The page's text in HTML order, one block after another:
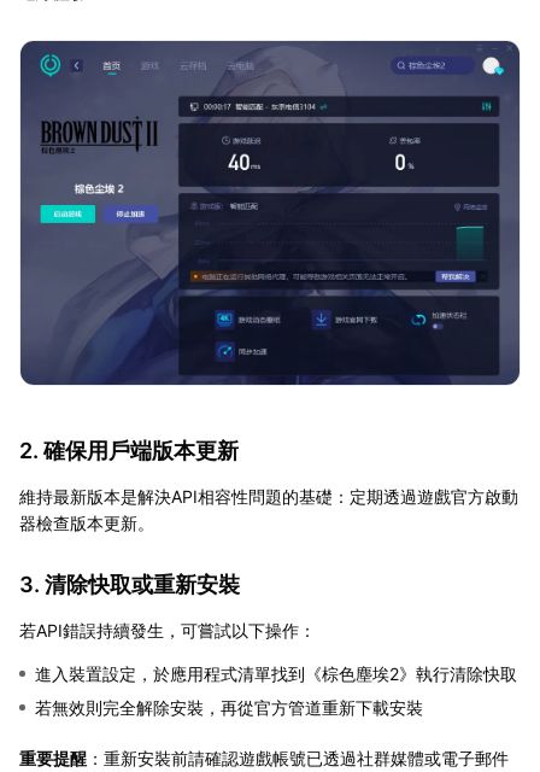
2. 確保用戶端版本更新
維持最新版本是解決API相容性問題的基礎：定期透過遊戲官方啟動
器檢查版本更新。
3. 清除快取或重新安裝
若API錯誤持續發生，可嘗試以下操作：
進入裝置設定，於應用程式清單找到《棕色塵埃2》執行清除快取
若無效則完全解除安裝，再從官方管道重新下載安裝
重要提醒 ：重新安裝前請確認遊戲帳號已透過社群媒體或電子郵件